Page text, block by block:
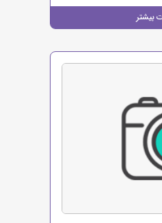
بیشتر